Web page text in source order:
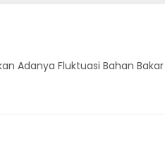
Adanya Fluktuasi Bahan